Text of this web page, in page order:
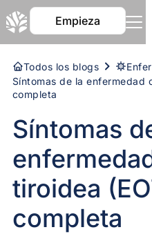
Empieza
Todos los blogs
Síntomas de la enfermedad
completa
Síntomas
tiroidea
completa